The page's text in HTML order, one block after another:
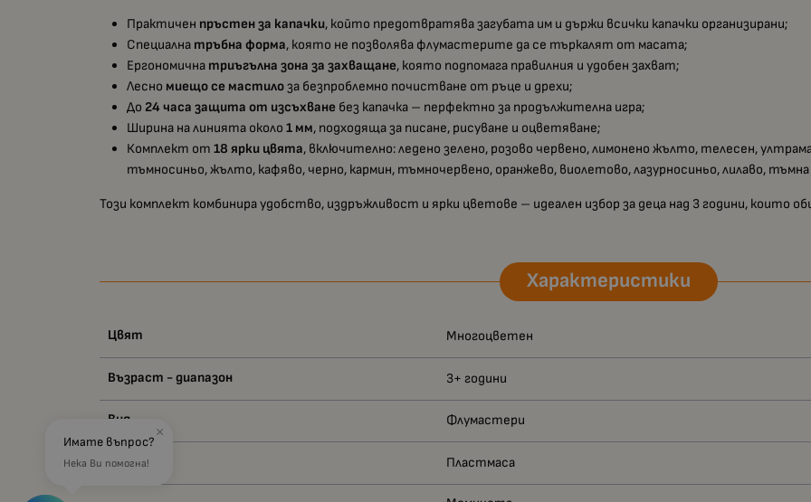
Практичен пръстен за капачки, който предотвратява загубата им и държи всички капачки организирани;
Специална тръбна форма, която не позволява флумастерите да се търкалят от масата;
Ергономична триъгълна зона за захващане, която подпомага правилния и удобен захват;
Лесно миещо се мастилоза безпроблемно почистване от ръце и дрехи;
До 24 часа защита от изсъхване без капачка – перфектно за продължителна игра;
Ширина на линията около1 мм, подходяща за писане, рисуване и оцветяване;
Комплект от18 ярки цвята, включително: ледено зелено, розово червено, лимонено жълто, телесен,
тъмносиньо, жълто, кафяво, черно, кармин, тъмночервено, оранжево, виолетово, лазурносиньо, лилаво, тъмна
Този комплект комбинира удобство, издръжливост и ярки цветове – идеален избор за деца над 3 години, които
Характеристики
Цвят Многоцветен
Възраст - диапазон 3+ години
Вид Флумастери
Материал Пластмаса
×
Имате въпрос?
Нека Ви помогна!